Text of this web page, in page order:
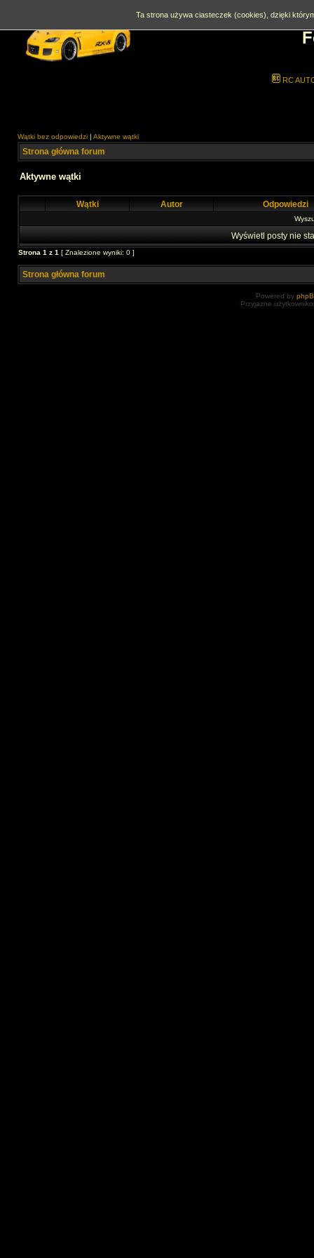
RC
Wątki bez odpowiedzi | Aktywne wątki
Strona główna forum
Aktywne wątki
Wątki Autor Odpowiedzi
Wyświetl posty nie
Strona 1 z 1 [ Znalezione wyniki: 0 ]
Strona główna forum
Powered by
Przyjazne
Ta strona używa ciasteczek (cookies), dzięki